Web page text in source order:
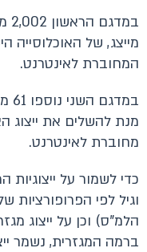
המחוברת לאינטרנט.
מחוברת לאינטרנט.
כדי לשמור על
וגיל לפי הפרופורציות
הלמ"ס) וכן על ייצוג
ברמה המגזרית, נשמר